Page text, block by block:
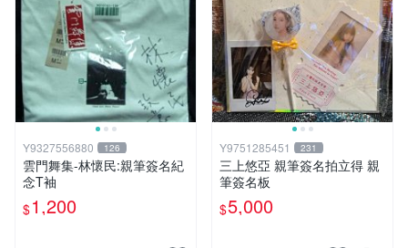
Y9327556880 126
雲門舞集-林懷民:親筆簽名紀
念T袖
$1,200
Y9751285451 231
三上悠亞 親筆簽名拍立得 親
筆簽名板
$5,000